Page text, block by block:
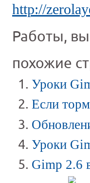
http://
Работы,
похожие
Уроки
Если
Уроки
Gimp 2.6